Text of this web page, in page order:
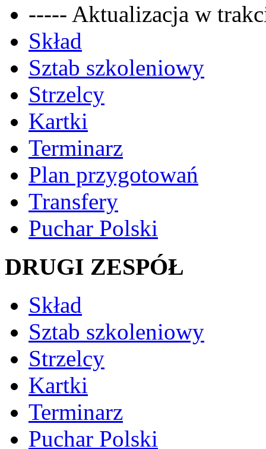
----- Aktualizacja w
Skład
Sztab szkoleniowy
Strzelcy
Kartki
Terminarz
Plan przygotowań
Transfery
Puchar Polski
DRUGI ZESPÓŁ
Skład
Sztab szkoleniowy
Strzelcy
Kartki
Terminarz
Puchar Polski